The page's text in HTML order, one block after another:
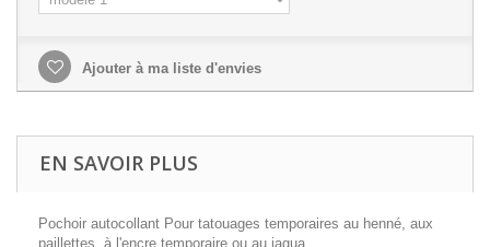
Ajouter à ma liste d'envies
EN SAVOIR PLUS
Pochoir autocollant Pour tatouages temporaires au henné, aux
paillettes, à l'encre temporaire ou au jagua.